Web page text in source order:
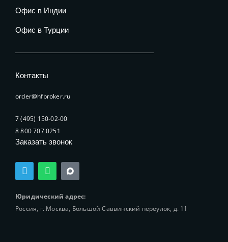
Офис в Индии
Офис в Турции
Контакты
order@hfbroker.ru
7 (495) 150-02-00
8 800 707 0251
Заказать звонок
T
e
e
r
W
h
t
a
Юридический адрес:
Россия, г. Москва, Большой Саввинский переулок, д. 11